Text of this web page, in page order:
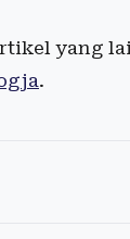
yang
.